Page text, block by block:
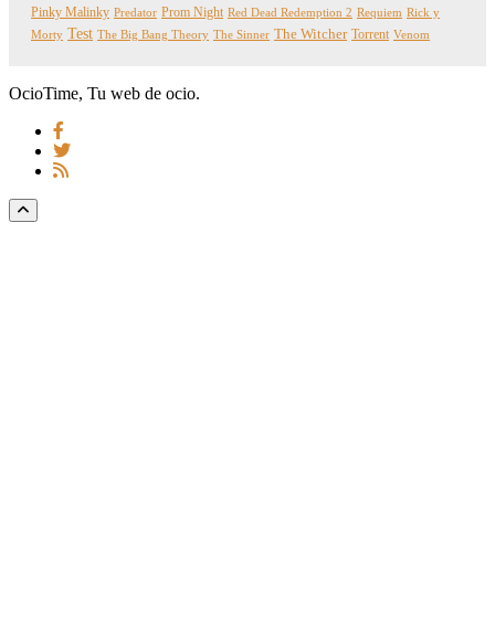
Pinky Malinky Predator Prom Night Red Dead Redemption 2 Requiem Rick y
Morty Test The Big Bang Theory The Sinner The Witcher Torrent Venom
OcioTime, Tu web de ocio.